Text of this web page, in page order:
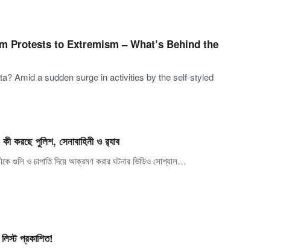
Protests to Extremism – What’s Behind the
Amid a sudden surge in activities by the self-styled
করছে পুলিশ, সেনাবাহিনী ও র‍্যাব
গুলি ও চাপাতি দিয়ে আক্রমণ করার ঘটনার ভিডিও সোশ্যাল…
প্রকাশিত!